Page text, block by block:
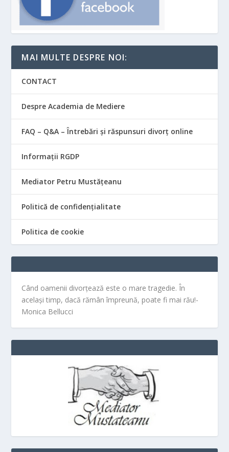
MAI MULTE DESPRE NOI:
CONTACT
Despre Academia de Mediere
FAQ – Q&A – Întrebări și răspunsuri divorț online
Informații RGDP
Mediator Petru Mustățeanu
Politică de confidențialitate
Politica de cookie
Când oamenii divorțează este o mare tragedie. În
același timp, dacă rămân împreună, poate fi mai rău!-
Monica Bellucci